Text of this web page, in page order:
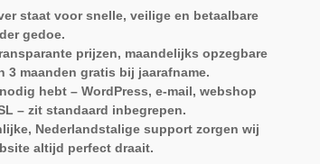
staat voor snelle, veilige en betaalbare
gedoe.
prijzen, maandelijks opzegbare
3 maanden gratis bij jaarafname.
hebt – WordPress, e-mail, webshop
– zit standaard inbegrepen.
Nederlandstalige support zorgen wij
altijd perfect draait.